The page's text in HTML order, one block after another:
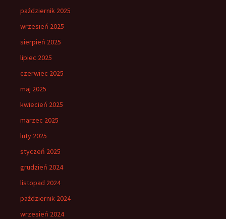
październik 2025
wrzesień 2025
sierpień 2025
lipiec 2025
czerwiec 2025
maj 2025
kwiecień 2025
marzec 2025
luty 2025
styczeń 2025
grudzień 2024
listopad 2024
październik 2024
wrzesień 2024